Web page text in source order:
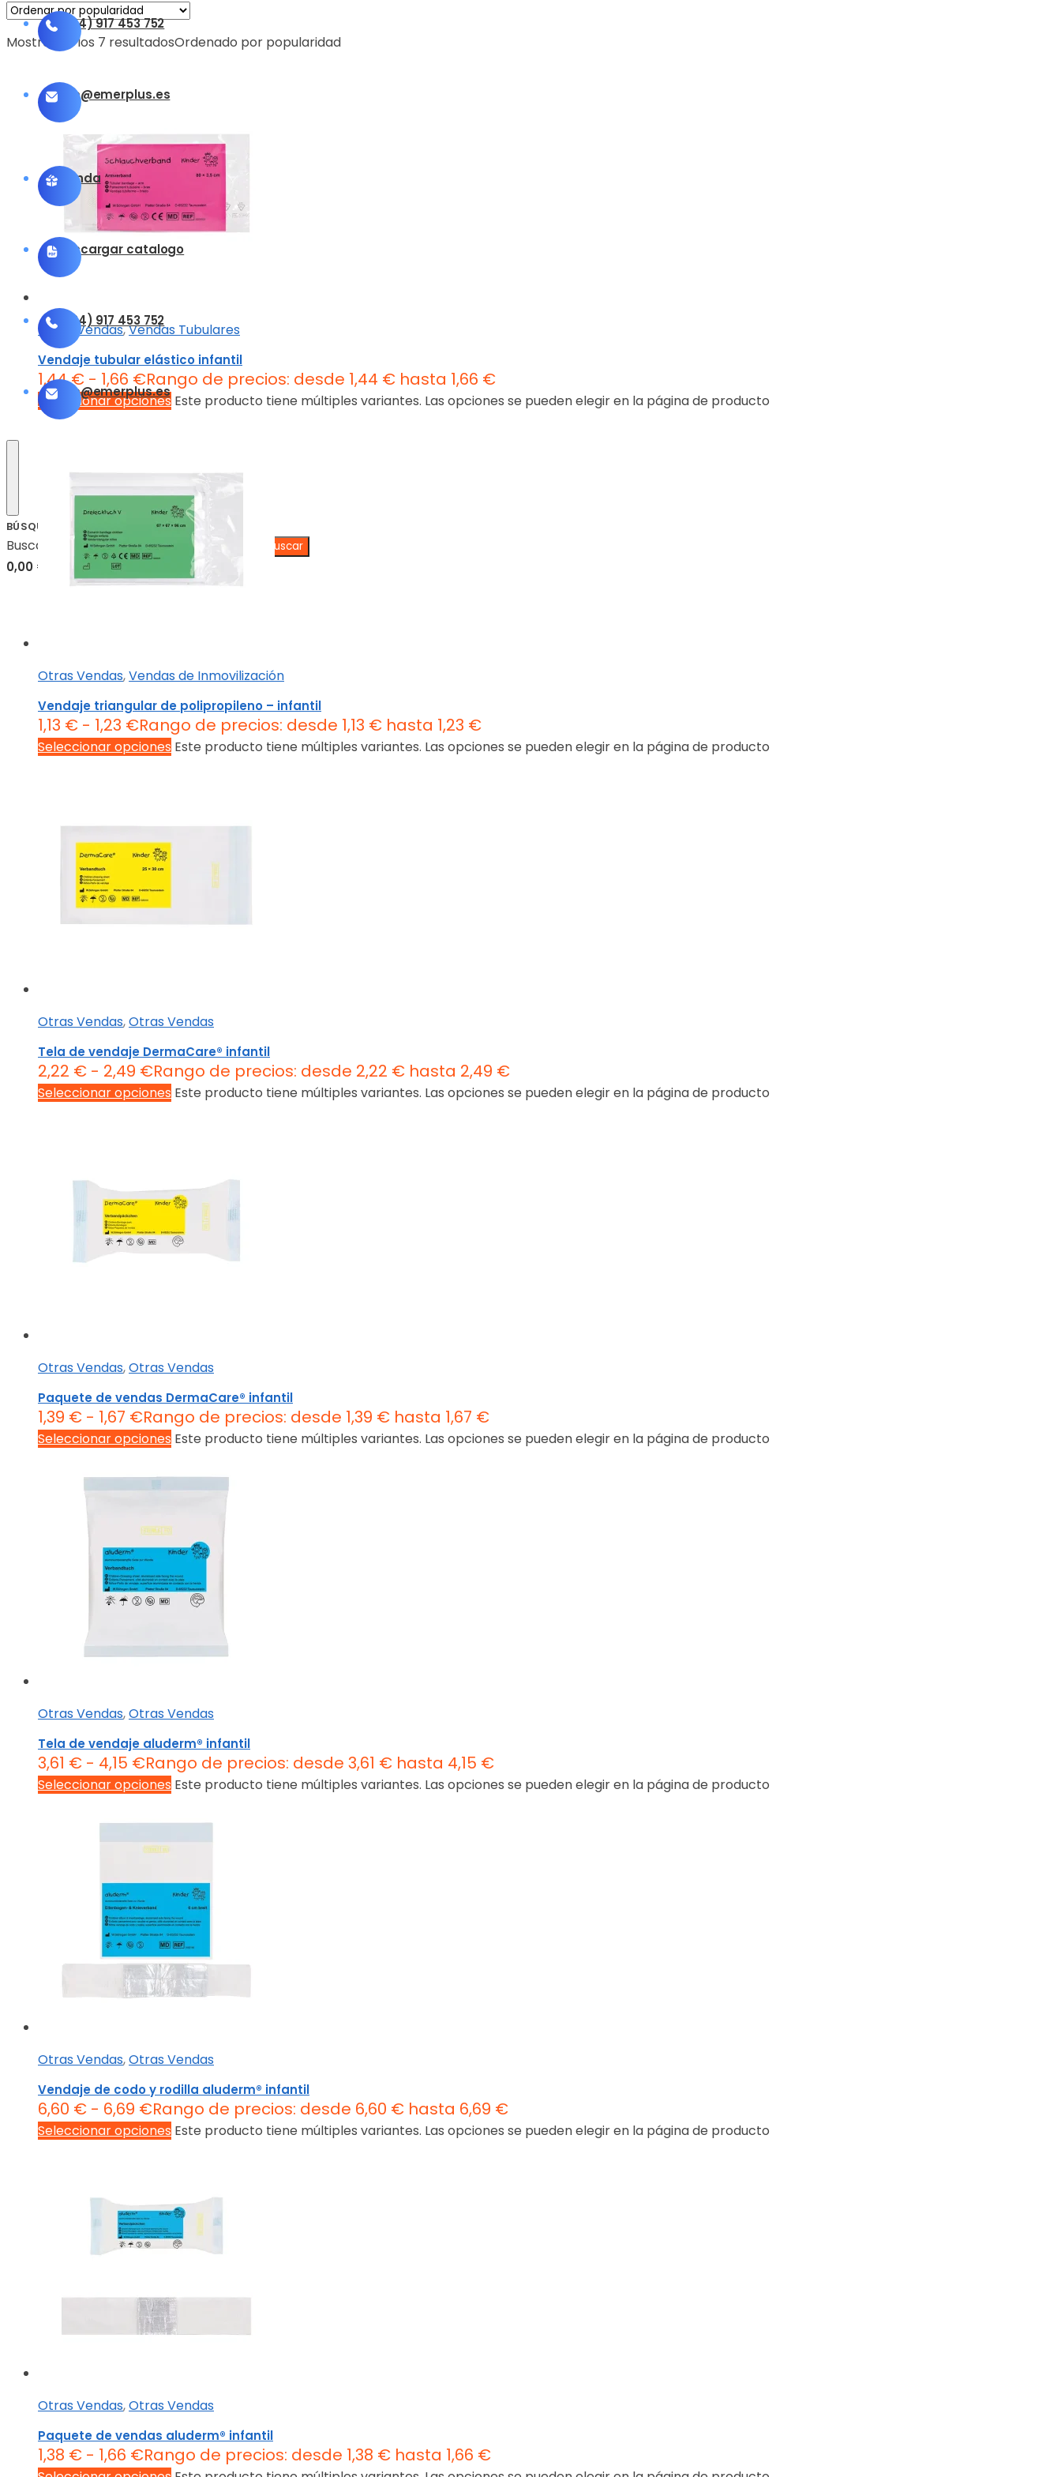
(+34) 917 453 752
info@emerplus.es
Tienda
Descargar catalogo
(+34) 917 453 752
info@emerplus.es
BÚSQUEDA
Buscar:
0,00 €
Mostrando los 7 resultadosOrdenado por popularidad
Otras Vendas,Vendas Tubulares
Vendaje tubular elástico infantil
1,44€ - 1,66 €Rango de precios: desde 1,44 € hasta 1,66 €
Seleccionar opciones Este producto tiene múltiples variantes. Las opciones se pueden elegir en la página de producto
Otras Vendas,Vendas de Inmovilización
Vendaje triangular de polipropileno – infantil
1,13 € - 1,23 €Rango de precios: desde 1,13 € hasta 1,23 €
Seleccionar opciones Este producto tiene múltiples variantes. Las opciones se pueden elegir en la página de producto
Otras Vendas,Otras Vendas
Tela de vendaje DermaCare® infantil
2,22 € - 2,49 €Rango de precios: desde 2,22 € hasta 2,49 €
Seleccionar opciones Este producto tiene múltiples variantes. Las opciones se pueden elegir en la página de producto
Otras Vendas,Otras Vendas
Paquete de vendas DermaCare® infantil
1,39 € - 1,67 €Rango de precios: desde 1,39 € hasta 1,67 €
Seleccionar opciones Este producto tiene múltiples variantes. Las opciones se pueden elegir en la página de producto
Otras Vendas,Otras Vendas
Tela de vendaje aluderm® infantil
3,61 € - 4,15 €Rango de precios: desde 3,61 € hasta 4,15 €
Seleccionar opciones Este producto tiene múltiples variantes. Las opciones se pueden elegir en la página de producto
Otras Vendas,Otras Vendas
Vendaje de codo y rodilla aluderm® infantil
6,60 € - 6,69 €Rango de precios: desde 6,60 € hasta 6,69 €
Seleccionar opciones Este producto tiene múltiples variantes. Las opciones se pueden elegir en la página de producto
Otras Vendas,Otras Vendas
Paquete de vendas aluderm® infantil
1,38 € - 1,66 €Rango de precios: desde 1,38 € hasta 1,66 €